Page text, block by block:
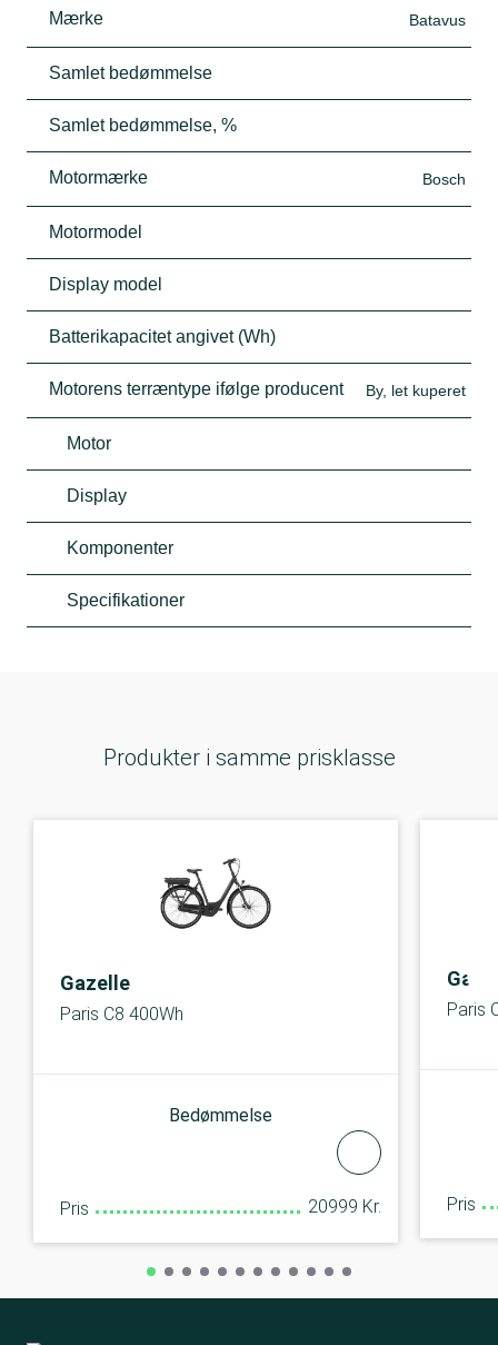
Mærke Batavus
Samlet bedømmelse
Samlet bedømmelse, %
Motormærke Bosch
Motormodel
Display model
Batterikapacitet angivet (Wh)
Motorens terræntype ifølge producent By, let kuperet
Motor
Display
Komponenter
Specifikationer
Produkter i samme prisklasse
Gazelle
Paris C8 400Wh
Bedømmelse
Pris 20999 Kr.
Paris
Pris